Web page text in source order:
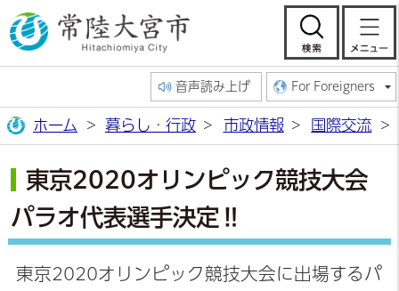
常陸大宮市公
検
音声読み上げ For Foreigners
ホーム 暮らし・行政 市政情報 国際交流
東京2020オリンピック競技大会
パラオ代表選手決定‼
東京2020オリンピック競技大会に出場するパ